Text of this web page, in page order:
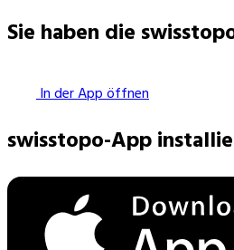
Sie haben die
In der App öffnen
swisstopo-App